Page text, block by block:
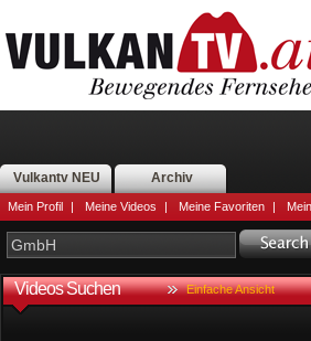
Vulkantv NEU Archiv
Mein Profil | Meine Videos | Meine Favoriten |
Videos Suchen Einfache Ansicht